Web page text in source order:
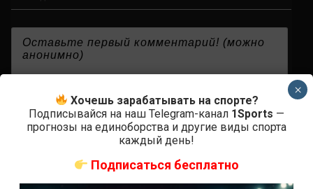
Хочешь зарабатывать на спорте?
Подписывайся на наш Telegram-канал 1Sports —
прогнозы на единоборства и другие виды спорта
каждый день!
Подписаться бесплатно
×